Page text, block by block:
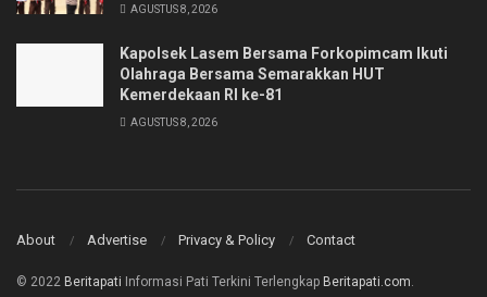
AGUSTUS 8, 2026
Kapolsek Lasem Bersama Forkopimcam Ikuti
Olahraga Bersama Semarakkan HUT
Kemerdekaan RI ke-81
AGUSTUS 8, 2026
About Advertise Privacy & Policy Contact
© 2022 Beritapati Informasi Pati Terkini Terlengkap Beritapati.com.